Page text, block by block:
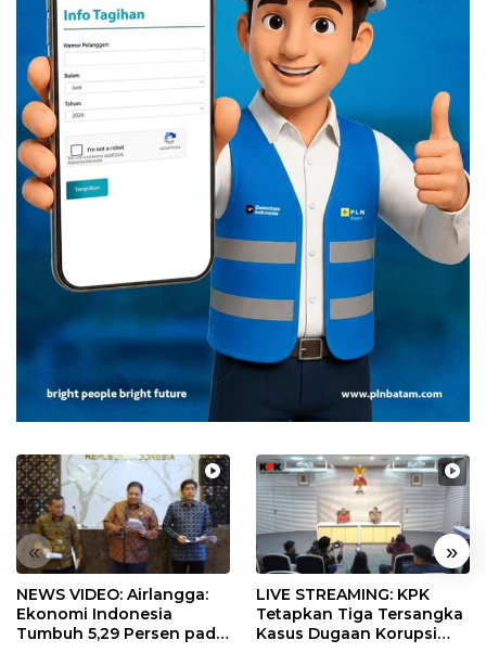
« »
NEWS VIDEO: Airlangga:
Ekonomi Indonesia
Tumbuh 5,29 Persen pada
LIVE STREAMING: KPK
Tetapkan Tiga Tersangka
Kasus Dugaan Korupsi